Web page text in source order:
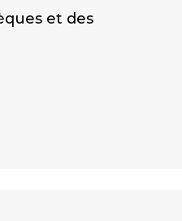
et des